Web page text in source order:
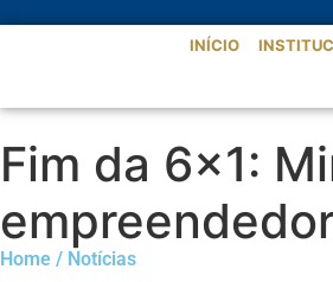
INÍCIO
Fim da 6×1:
Home / Notícias